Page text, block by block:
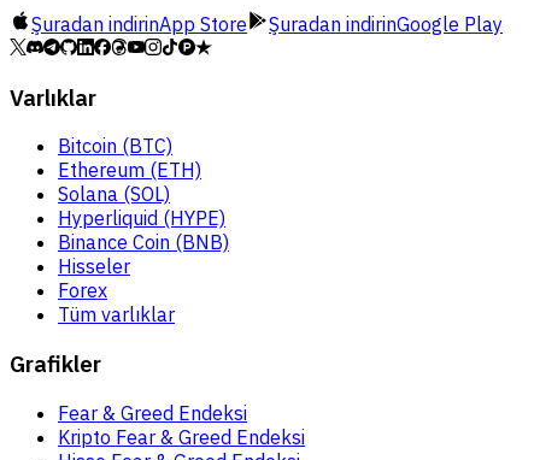
Şuradan indirinApp Store Şuradan indirinGoogle Play
Varlıklar
Bitcoin (BTC)
Ethereum (ETH)
Solana (SOL)
Hyperliquid (HYPE)
Binance Coin (BNB)
Hisseler
Forex
Tüm varlıklar
Grafikler
Fear & Greed Endeksi
Kripto Fear & Greed Endeksi